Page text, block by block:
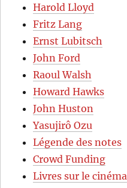
Harold Lloyd
Fritz Lang
Ernst Lubitsch
John Ford
Raoul Walsh
Howard Hawks
John Huston
Yasujirô Ozu
Légende des notes
Crowd Funding
Livres sur le cinéma